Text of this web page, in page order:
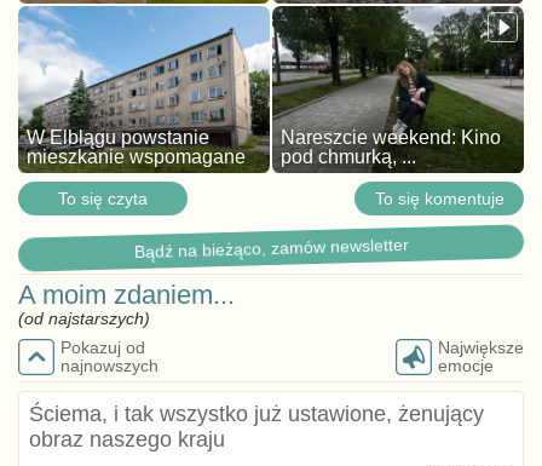
W Elblągu powstanie
mieszkanie wspomagane
Nareszcie weekend: Kino
pod chmurką, ...
To się czyta To się komentuje
Bądź na bieżąco, zamów newsletter
A moim zdaniem...
(od najstarszych)
Pokazuj od
najnowszych
Największe
emocje
Ściema, i tak wszystko już ustawione, żenujący
obraz naszego kraju